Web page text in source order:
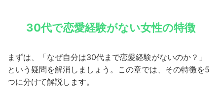
30代で恋愛経験がない女性の特徴
まずは、「なぜ自分は30代まで恋愛経験がないのか？」
という疑問を解消しましょう。この章では、その特徴を5
つに分けて解説します。